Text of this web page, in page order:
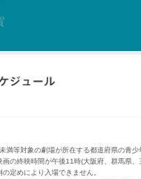
満等対象の劇場が所在する都道府県の青少
画の終映時間が午後11時(大阪府、群馬県、
定めにより入場できません。